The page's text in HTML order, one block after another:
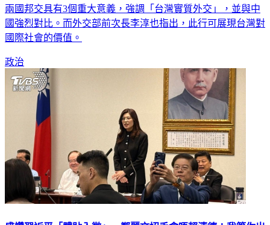
兩國邦交具有3個重大意義，強調「台灣實質外交」，並與中
國強烈對比。而外交部前次長李淳也指出，此行可展現台灣對
國際社會的價值。
政治